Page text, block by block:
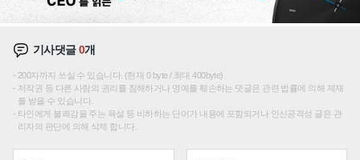
기사댓글0개
200자까지 쓰실 수 있습니다. (현재 0 byte / 최대 400byte)
저작권 등 다른 사람의 권리를 침해하거나 명예를 훼손하는 댓글은 관련 법률에 의해 제재
를 받을 수 있습니다.
타인에게 불쾌감을 주는 욕설 등 비하하는 단어가 내용에 포함되거나 인신공격성 글은 관
리자의 판단에 의해 삭제 합니다.